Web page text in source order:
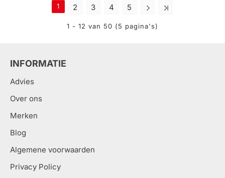
1 2 3 4 5
1 - 12 van 50 (5 pagina's)
INFORMATIE
Advies
Over ons
Merken
Blog
Algemene voorwaarden
Privacy Policy